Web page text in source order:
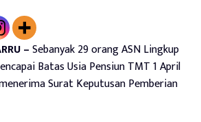
–Sebanyak 29 orang ASN Lingkup
Batas Usia Pensiun TMT 1 April
Surat Keputusan Pemberian